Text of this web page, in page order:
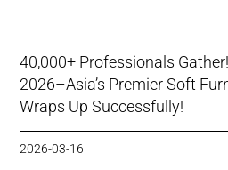
40,000+ Professionals
2026–Asia’s Premier Soft
Wraps Up Successfully!
2026-03-16